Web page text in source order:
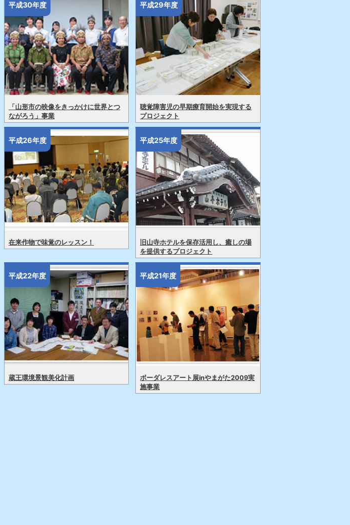
平成30年度
「山形市の映像をきっかけに世界とつ
ながろう」事業
平成29年度
聴覚障害児の早期療育開始を実現する
プロジェクト
平成26年度
在来作物で味覚のレッスン！
平成25年度
旧山寺ホテルを保存活用し、癒しの場
を提供するプロジェクト
平成22年度
蔵王環境景観美化計画
平成21年度
ボーダレスアート展inやまがた2009実
施事業